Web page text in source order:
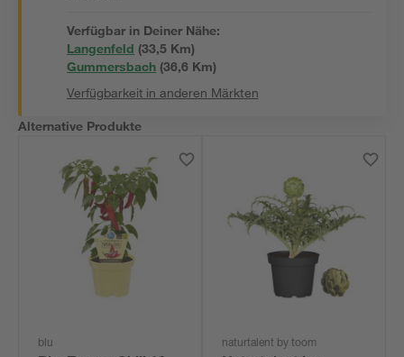
Verfügbar in Deiner Nähe:
Langenfeld (33,5 Km)
Gummersbach (36,6 Km)
Verfügbarkeit in anderen Märkten
Alternative Produkte
blu naturtalent by toom